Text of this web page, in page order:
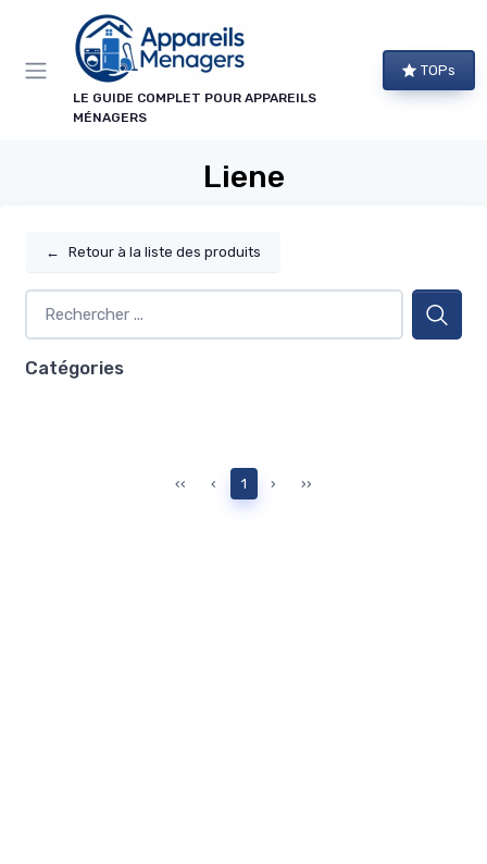
LE GUIDE COMPLET POUR APPAREILS
MÉNAGERS
TOPs
Liene
← Retour à la liste des produits
Catégories
‹‹ ‹ 1 › ››
Panneau de gestion des cookies